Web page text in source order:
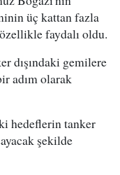
üç kattan fazla
faydalı oldu.
dışındaki gemilere
adım olarak
hedeflerin tanker
şekilde